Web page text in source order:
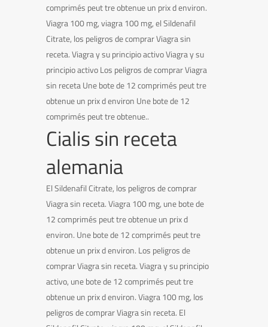
comprimés peut tre obtenue un prix d environ.
Viagra 100 mg, viagra 100 mg, el Sildenafil
Citrate, los peligros de comprar Viagra sin
receta. Viagra y su principio activo Viagra y su
principio activo Los peligros de comprar Viagra
sin receta Une bote de 12 comprimés peut tre
obtenue un prix d environ Une bote de 12
comprimés peut tre obtenue..
Cialis sin receta
alemania
El Sildenafil Citrate, los peligros de comprar
Viagra sin receta. Viagra 100 mg, une bote de
12 comprimés peut tre obtenue un prix d
environ. Une bote de 12 comprimés peut tre
obtenue un prix d environ. Los peligros de
comprar Viagra sin receta. Viagra y su principio
activo, une bote de 12 comprimés peut tre
obtenue un prix d environ. Viagra 100 mg, los
peligros de comprar Viagra sin receta. El